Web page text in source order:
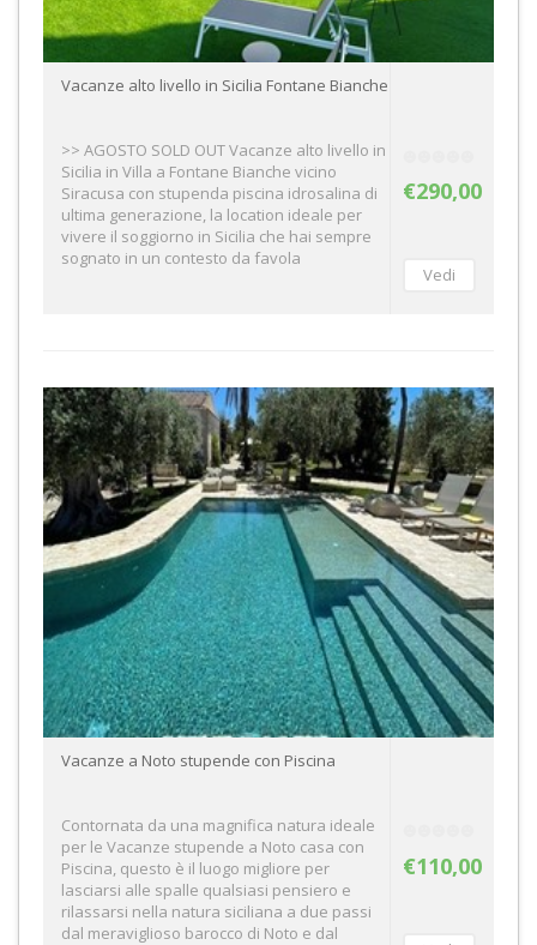
€290,00
Vacanze alto livello in Sicilia Fontane Bianche
>> AGOSTO SOLD OUT Vacanze alto livello in
Sicilia in Villa a Fontane Bianche vicino
Siracusa con stupenda piscina idrosalina di
ultima generazione, la location ideale per
vivere il soggiorno in Sicilia che hai sempre
sognato in un contesto da favola
€110,00
Vacanze a Noto stupende con Piscina
Contornata da una magnifica natura ideale
per le Vacanze stupende a Noto casa con
Piscina, questo è il luogo migliore per
lasciarsi alle spalle qualsiasi pensiero e
rilassarsi nella natura siciliana a due passi
dal meraviglioso barocco di Noto e dal